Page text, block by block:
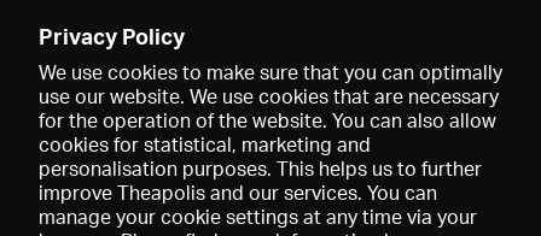
Privacy Policy
We use cookies to make sure that you can optimally
use our website. We use cookies that are necessary
for the operation of the website. You can also allow
cookies for statistical, marketing and
personalisation purposes. This helps us to further
improve Theapolis and our services. You can
manage your cookie settings at any time via your